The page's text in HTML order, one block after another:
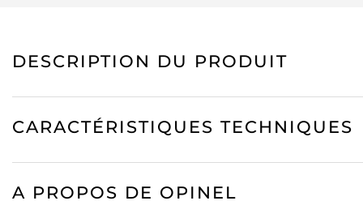
DESCRIPTION DU PRODUIT
CARACTÉRISTIQUES TECHNIQUES
A PROPOS DE OPINEL